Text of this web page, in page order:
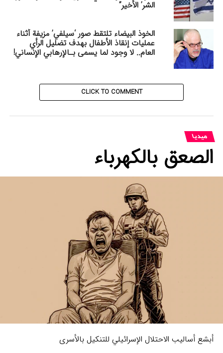
الشر’ الأخير”
الخوذ البيضاء تلتقط صور ‘سيلفي’ مزيفة أثناء
عمليات إنقاذ الأطفال بهدف تضليل الرأي
العام.. لا وجود لما يسمى بـالإرهابي الإنساني!
CLICK TO COMMENT
میدیا
الصعق بالكهرباء
أبشع أساليب الاحتلال الإسرائيلي للتنكيل بالأسرى